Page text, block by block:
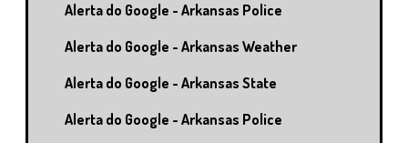
Alerta do Google - Arkansas Police
Alerta do Google - Arkansas Weather
Alerta do Google - Arkansas State
Alerta do Google - Arkansas Police